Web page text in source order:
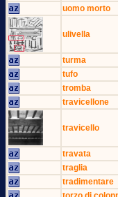
uomo morto
ulivella
turma
tufo
tromba
travicellone
travicello
travata
traglia
tradimentare